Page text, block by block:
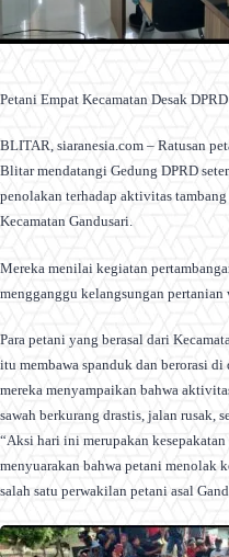
Petani Empat Kecamatan Desak
BLITAR, siaranesia.com – Ratusan
Blitar mendatangi Gedung DPRD
penolakan terhadap aktivitas
Kecamatan Gandusari.
Mereka menilai kegiatan
mengganggu kelangsungan pertanian
Para petani yang berasal dari
itu membawa spanduk dan berorasi
mereka menyampaikan bahwa
sawah berkurang drastis, jalan rusak,
“Aksi hari ini merupakan
menyuarakan bahwa petani menolak
salah satu perwakilan petani asal